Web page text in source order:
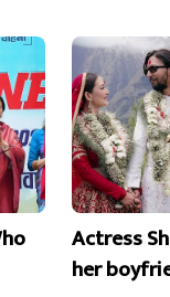
Actress
her